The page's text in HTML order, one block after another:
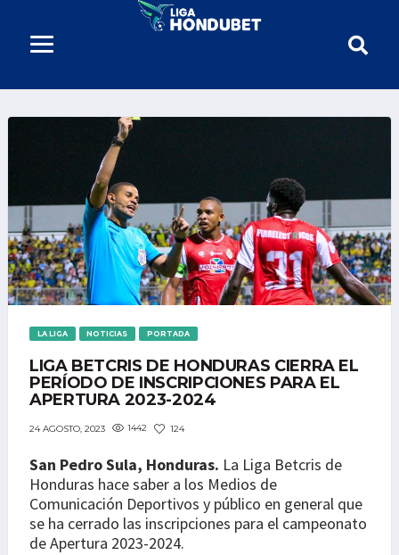
LA LIGA NOTICIAS PORTADA
LIGA BETCRIS DE HONDURAS CIERRA EL
PERÍODO DE INSCRIPCIONES PARA EL
APERTURA 2023-2024
24 AGOSTO, 2023 1442 124
San Pedro Sula, Honduras. La Liga Betcris de
Honduras hace saber a los Medios de
Comunicación Deportivos y público en general que
se ha cerrado las inscripciones para el campeonato
de Apertura 2023-2024.